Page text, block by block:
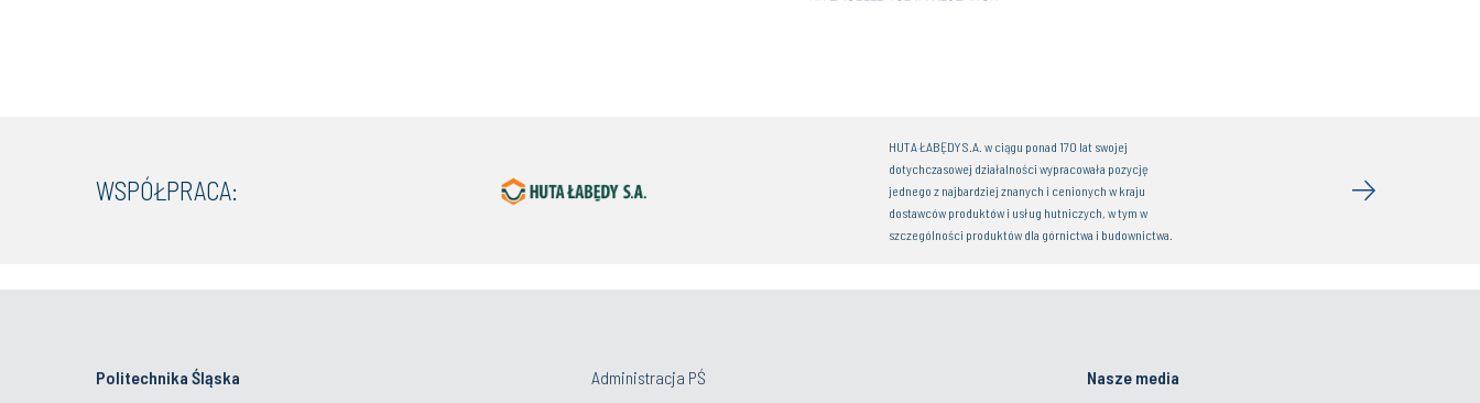
WSPÓŁPRACA:
HUTA ŁABĘDY S.A. w ciągu ponad 170 lat swojej
dotychczasowej działalności wypracowała pozycję
jednego z najbardziej znanych i cenionych w kraju
dostawców produktów i usług hutniczych, w tym w
szczególności produktów dla górnictwa i budownictwa.
Politechnika Śląska Administracja PŚ Nasze media